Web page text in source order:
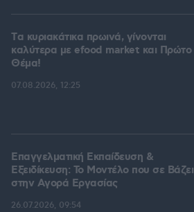
Tα κυριακάτικα πρωινά, γίνονται
καλύτερα με efood market και Πρώτο
Θέμα!
07.08.2026, 12:25
Επαγγελματική Εκπαίδευση &
Εξειδίκευση: Το Mοντέλο που σε Bάζει
στην Aγορά Eργασίας
26.07.2026, 09:54